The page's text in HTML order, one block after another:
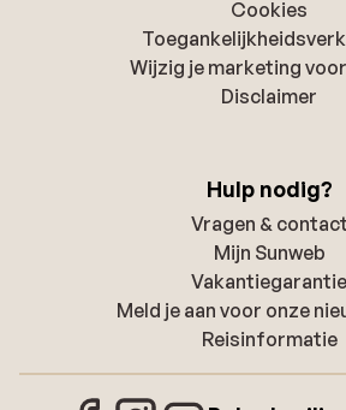
Cookies
Wijzig je marketing
Disclaimer
Hulp nodig?
Vragen & contact
Mijn Sunweb
Vakantiegarantie
Meld je aan voor onze
Reisinformatie